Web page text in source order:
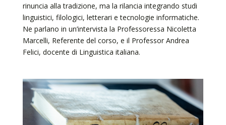
rinuncia alla tradizione, ma la rilancia integrando studi
linguistici, filologici, letterari e tecnologie informatiche.
Ne parlano in un’intervista la Professoressa Nicoletta
Marcelli, Referente del corso, e il Professor Andrea
Felici, docente di Linguistica italiana.